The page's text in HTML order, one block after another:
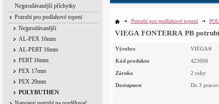
Nejprodávanější příchytky
Potrubí pro podlahové topení
Nejprodávanější
AL-PEX 16mm
AL-PERT 16mm
PERT 16mm
PEX 17mm
PEX 20mm
POLYBUTHEN
Potrubí pro podlahové topení
VIEGA FONTERRA PB
Výrobce VIEGA®
Kód produktu 423006
Záruka 2 roky
Dostupnost Do 3